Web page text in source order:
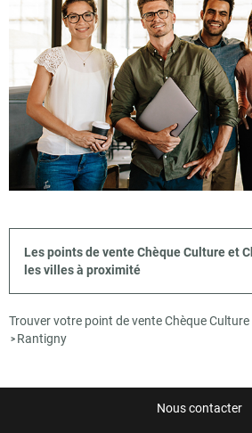
Les points de vente Chèque Culture et
les villes à proximité
Trouver votre point de vente Chèque Culture
> Rantigny
Nous contacter